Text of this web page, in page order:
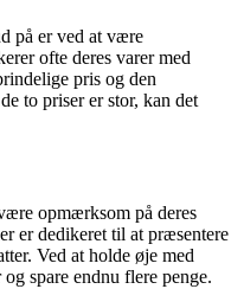
på er ved at være
ofte deres varer med
pris og den
to priser er stor, kan det
opmærksom på deres
er dedikeret til at præsentere
Ved at holde øje med
spare endnu flere penge.